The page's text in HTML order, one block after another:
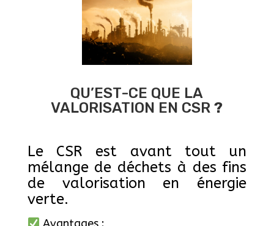
QU’EST-CE QUE LA
VALORISATION EN CSR?
Le CSR est avant tout un
mélange de déchets à des fins
de valorisation en énergie
verte.